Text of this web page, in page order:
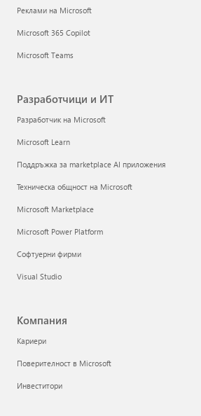
Реклами на Microsoft
Microsoft 365 Copilot
Microsoft Teams
Разработчици и ИТ
Разработчик на Microsoft
Microsoft Learn
Поддръжка за marketplace AI приложения
Техническа общност на Microsoft
Microsoft Marketplace
Microsoft Power Platform
Софтуерни фирми
Visual Studio
Компания
Кариери
Поверителност в Microsoft
Инвеститори